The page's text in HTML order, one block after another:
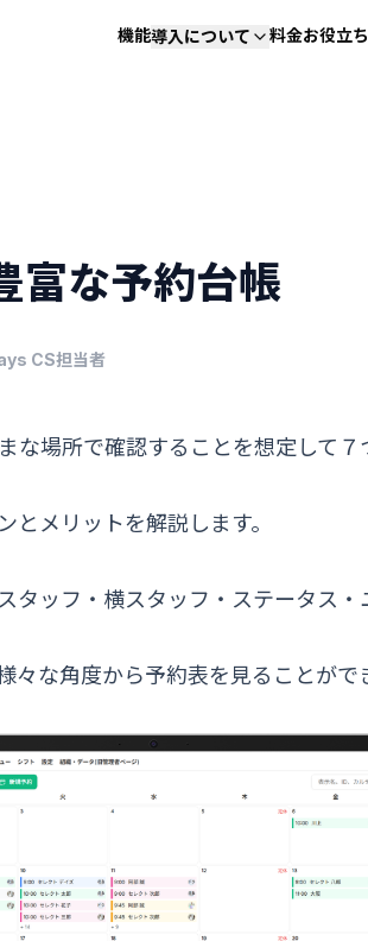
機能導入について 料金お役立
な予約台帳
CS担当者
な場所で確認することを想定して７
とメリットを解説します。
タッフ・横スタッフ・ステータス
々な角度から予約表を見ることがで